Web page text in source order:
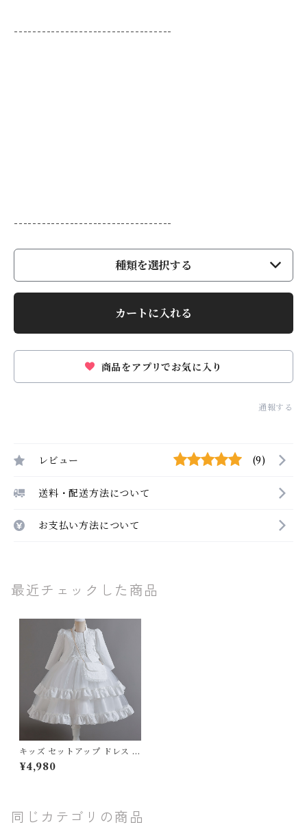
----------------------------------
----------------------------------
種類を選択する
カートに入れる
商品をアプリでお気に入り
通報する
レビュー (9)
送料・配送方法について
お支払い方法について
最近チェックした商品
キッズ セットアップ ドレス ジ
ャケット ツーピースセット チ
ュール フレア フリル プリンセ
カラー 100 110 120 130 140 1
50cm
¥4,980
同じカテゴリの商品